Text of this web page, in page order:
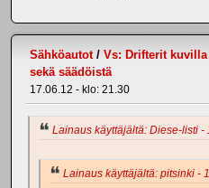
Sähköautot/ Vs: Drifterit
sekä säädöistä
17.06.12 - klo: 21.30
Lainaus käyttäjältä: Diese-listi -
Lainaus käyttäjältä: pitsinki -